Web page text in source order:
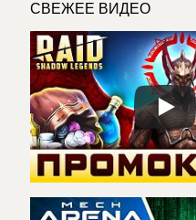
СВЕЖЕЕ ВИДЕО